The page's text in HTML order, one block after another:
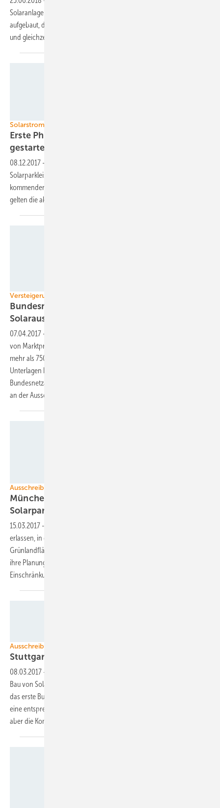
Solaranlagen auf Ackerflächen in Chile errichtet. Diese sind so
aufgebaut, dass die landwirtschaftliche Nutzung weiter möglich ist
und gleichzeitig für Schatten
Solarstrom Förderung in Deutschland
Erste Photovoltaikausschreibung für 2018
gestartet
08.12.2017 -
Solarparkleistung für das Jahr 2018 gestartet. Bis 1. Februar des
kommenden Jahres müssen die Gebote eingereicht werden. Dabei
gelten die aktuellen Formatvorgaben der Bonner
Versteigerung von Marktprämien
Bundesnetzagentur startet zweite
Solarausschreibung dieses
07.04.2017 -
von Marktprämien für Strom aus Solaranlagen mit einer Leistung von
mehr als 750 Kilowatt gestartet. Die Planer müssen die notwendigen
Unterlagen bis zum 1. Juni 2017 um Mitternacht bei der
Bundesnetzagentur in Bonn, Tulpenfeld 4, 53113 Bonn abgeben, um
an der Ausschreibung
Ausschreibungen
München lässt Ackerflächen für Bau von
Solarparks
15.03.2017 -
erlassen, in der sie den Bau von Solaranlagen auf Acker- und
Grünlandflächen zulässt. Projektierer können jetzt solche Gebiete in
ihre Planung mit einbeziehen. Es gelten aber einige
Einschränkungen.
Ausschreibungen
Stuttgart öffnet Ackerflächen für
08.03.2017 -
Bau von Solarparks auf Acker- und Grünlandflächen zu. Es ist damit
das erste Bundesland, dass die spezielle Regelung im EEG nutzt und
eine entsprechende Rechtsverordnung erlässt. Das letzte Wort haben
aber die Kommunen.